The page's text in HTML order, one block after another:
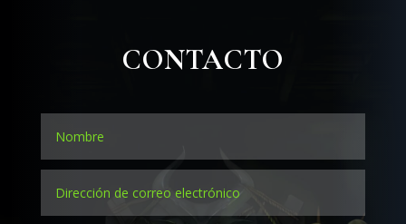
CONTACTO